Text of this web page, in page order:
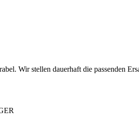
Wir stellen dauerhaft die passenden